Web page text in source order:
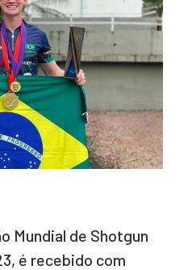
Mundial de Shotgun
é recebido com